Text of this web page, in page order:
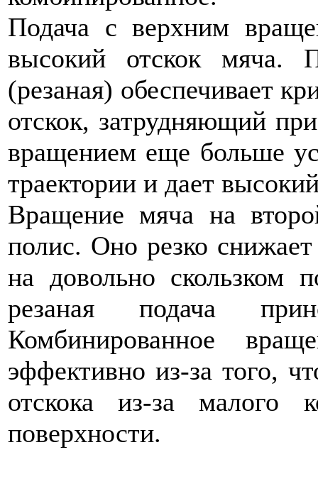
Подача с верхним
высокий отскок мяча.
(резаная) обеспечивает
отскок, затрудняющий
вращением еще больше
траектории и дает
Вращение мяча на
полис. Оно резко
на довольно скользком
резаная подача
Комбинированное
эффективно из-за того,
отскока из-за малого
поверхности.